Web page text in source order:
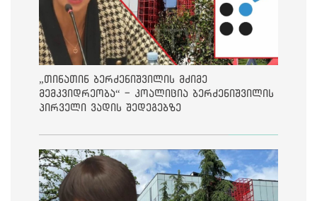
„თინათინ ბერძენიშვილის მძიმე
მემკვიდრეობა“ - კოალიცია ბერძენიშვილის
პირველი ვადის შედეგებზე